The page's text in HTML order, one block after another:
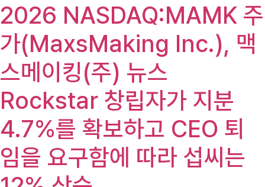
2026 NASDAQ:MAMK 주
가(MaxsMaking Inc.), 맥
스메이킹(주) 뉴스
Rockstar 창립자가 지분
4.7%를 확보하고 CEO 퇴
임을 요구함에 따라 섭씨는